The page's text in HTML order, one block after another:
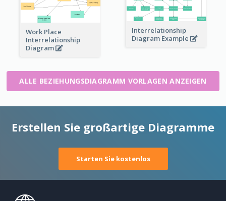
Work Place
Interrelationship
Diagram
Interrelationship
Diagram Example
ALLE BEZIEHUNGSDIAGRAMM VORLAGEN ANZEIGEN
Erstellen Sie großartige Diagramme
Starten Sie kostenlos